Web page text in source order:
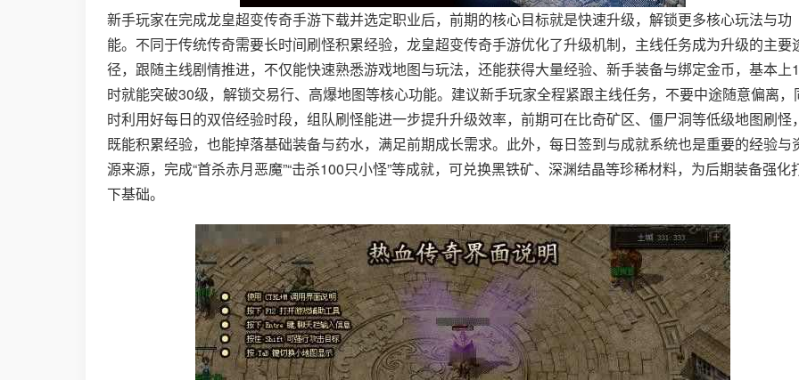
新手玩家在完成龙皇超变传奇手游下载并选定职业后，前期的核心目标就是快速升级，解锁更多核心玩法与功
能。不同于传统传奇需要长时间刷怪积累经验，龙皇超变传奇手游优化了升级机制，主线任务成为升级的主要
径，跟随主线剧情推进，不仅能快速熟悉游戏地图与玩法，还能获得大量经验、新手装备与绑定金币，基本上
时就能突破30级，解锁交易行、高爆地图等核心功能。建议新手玩家全程紧跟主线任务，不要中途随意偏离，
时利用好每日的双倍经验时段，组队刷怪能进一步提升升级效率，前期可在比奇矿区、僵尸洞等低级地图刷怪
既能积累经验，也能掉落基础装备与药水，满足前期成长需求。此外，每日签到与成就系统也是重要的经验与
源来源，完成“首杀赤月恶魔”“击杀100只小怪”等成就，可兑换黑铁矿、深渊结晶等珍稀材料，为后期装备强化
下基础。